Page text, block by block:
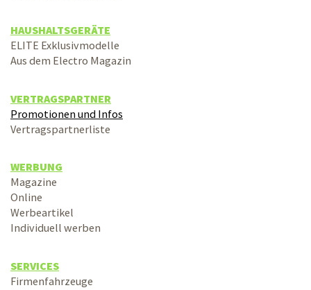
HAUSHALTSGERÄTE
ELITE Exklusivmodelle
Aus dem Electro Magazin
VERTRAGSPARTNER
Promotionen und Infos
Vertragspartnerliste
WERBUNG
Magazine
Online
Werbeartikel
Individuell werben
SERVICES
Firmenfahrzeuge